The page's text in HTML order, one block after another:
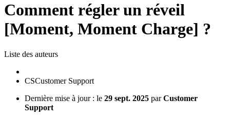
Comment régler un réveil
[Moment, Moment Charge] ?
Liste des auteurs
CSCustomer Support
Dernière mise à jour : le 29 sept. 2025 parCustomer
Support